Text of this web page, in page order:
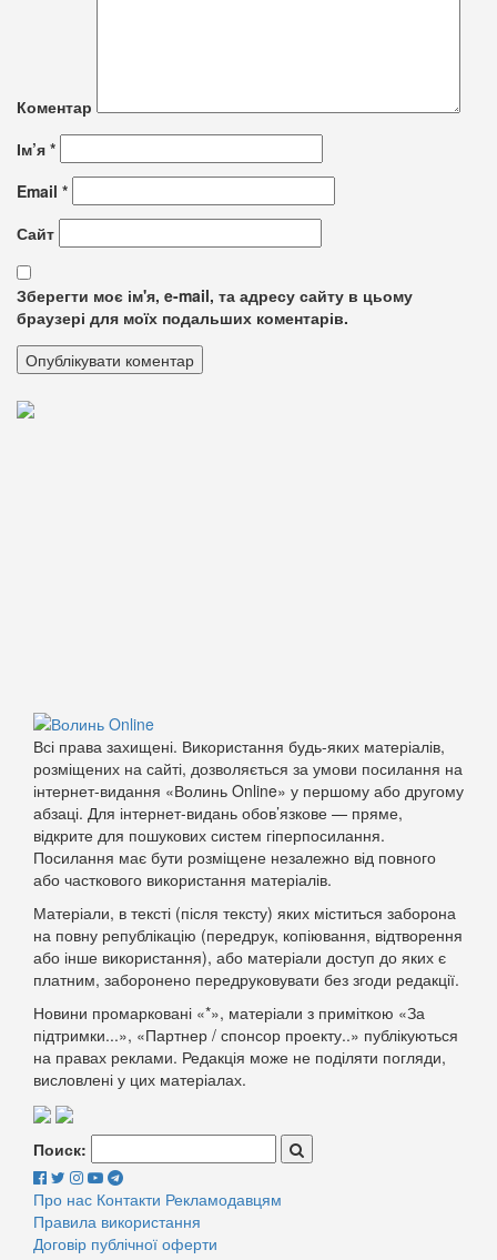
Коментар
Ім’я *
Email *
Сайт
Зберегти моє ім'я, e-mail, та адресу сайту в цьому
браузері для моїх подальших коментарів.
Всі права захищені. Використання будь-яких матеріалів,
розміщених на сайті, дозволяється за умови посилання на
інтернет-видання «Волинь Online» у першому або другому
абзаці. Для інтернет-видань обов’язкове — пряме,
відкрите для пошукових систем гіперпосилання.
Посилання має бути розміщене незалежно від повного
або часткового використання матеріалів.
Матеріали, в тексті (після тексту) яких міститься заборона
на повну републікацію (передрук, копіювання, відтворення
або інше використання), або матеріали доступ до яких є
платним, заборонено передруковувати без згоди редакції.
Новини промарковані «*», матеріали з приміткою «За
підтримки...», «Партнер / спонсор проекту..» публікуються
на правах реклами. Редакція може не поділяти погляди,
висловлені у цих матеріалах.
Поиск:
Про нас Контакти Рекламодавцям
Правила використання
Договір публічної оферти